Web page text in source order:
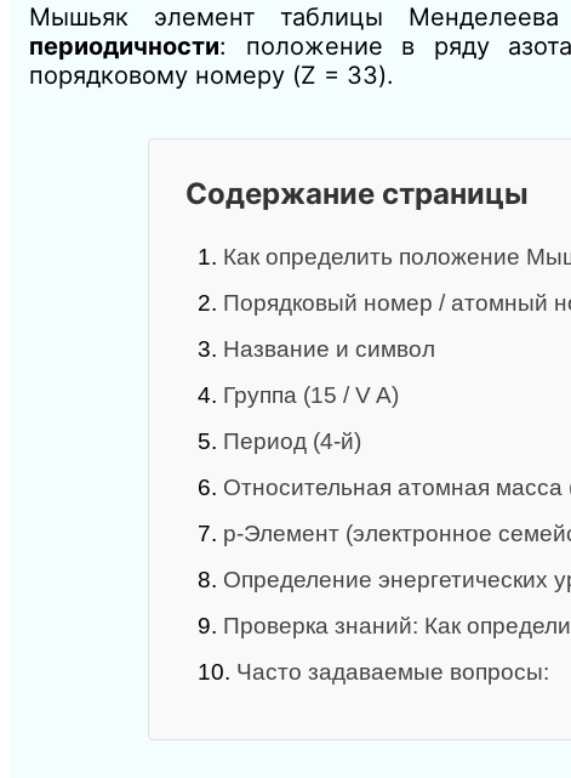
Мышьяк элемент таблицы
периодичности: положение в ряду
порядковому номеру (Z = 33).
Содержание страницы
1. Как определить положение
2. Порядковый номер / атомный
3. Название и символ
4. Группа (15 / V A)
5. Период (4‑й)
6. Относительная атомная масса
7. p‑Элемент (электронное
8. Определение энергетических
9. Проверка знаний: Как
10. Часто задаваемые вопросы: